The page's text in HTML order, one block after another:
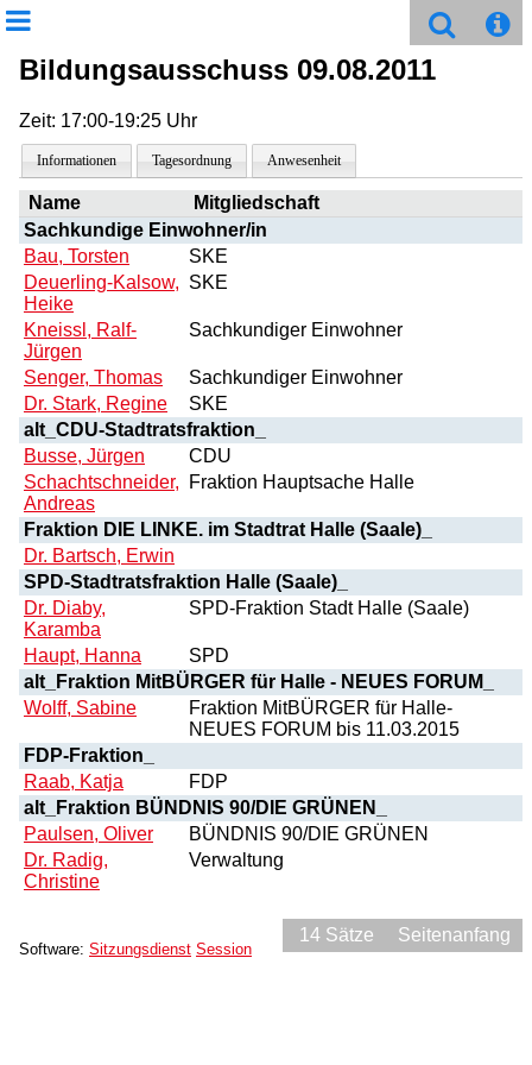
Bildungsausschuss 09.08.2011
Zeit: 17:00-19:25 Uhr
Informationen Tagesordnung Anwesenheit
Name
Mitgliedschaft
Sachkundige Einwohner/in
Bau, Torsten
SKE
Deuerling-Kalsow,
Heike
SKE
Kneissl, Ralf-
Jürgen
Sachkundiger Einwohner
Senger, Thomas
Sachkundiger Einwohner
Dr. Stark, Regine
SKE
alt_CDU-Stadtratsfraktion_
Busse, Jürgen
CDU
Schachtschneider,
Andreas
Fraktion Hauptsache Halle
Fraktion DIE LINKE. im Stadtrat Halle (Saale)_
Dr. Bartsch, Erwin
SPD-Stadtratsfraktion Halle (Saale)_
Dr. Diaby,
Karamba
SPD-Fraktion Stadt Halle (Saale)
Haupt, Hanna
SPD
alt_Fraktion MitBÜRGER für Halle - NEUES FORUM_
Wolff, Sabine
Fraktion MitBÜRGER für Halle-
NEUES FORUM bis 11.03.2015
FDP-Fraktion_
Raab, Katja
FDP
alt_Fraktion BÜNDNIS 90/DIE GRÜNEN_
Paulsen, Oliver
BÜNDNIS 90/DIE GRÜNEN
Dr. Radig,
Christine
Verwaltung
14 Sätze Seitenanfang
Software: Sitzungsdienst Session